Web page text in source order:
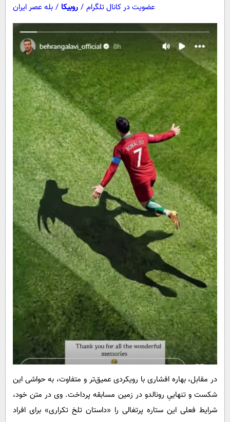
عضویت در کانال تلگرام / روبیکا / بله عصر ایران
در مقابل، بهاره افشاری با رویکردی عمیق‌تر و متفاوت، به حواشی این
شکست و تنهاییِ رونالدو در زمین مسابقه پرداخت. وی در متن خود،
شرایط فعلی این ستاره پرتغالی را «داستان تلخ تکراری» برای افراد